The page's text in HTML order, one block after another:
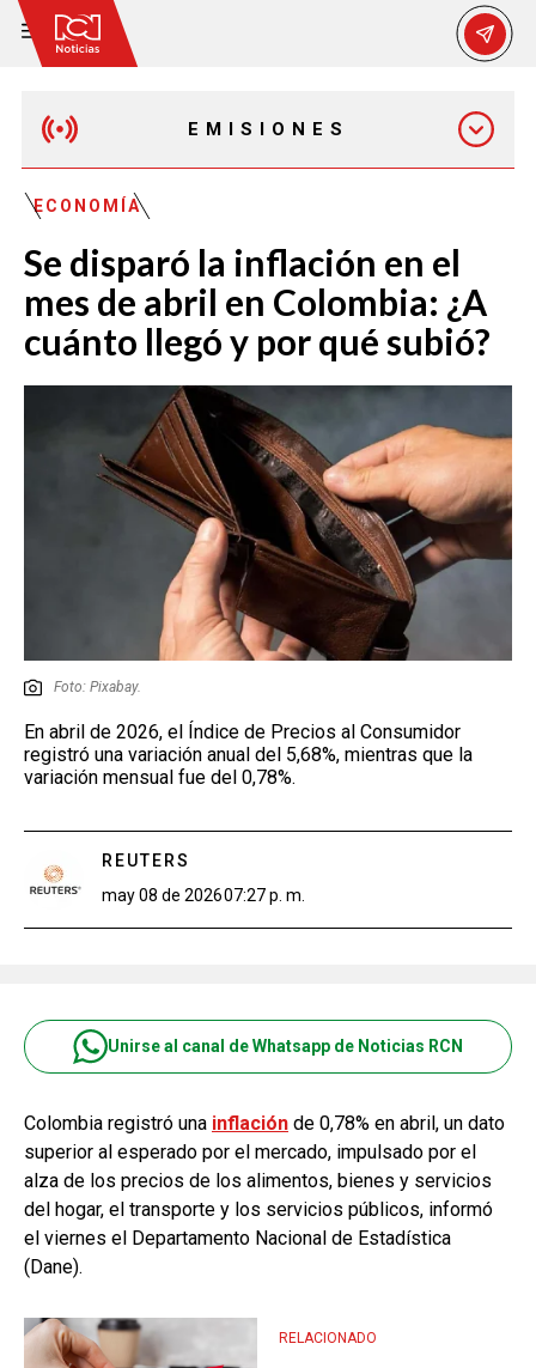
EMISIONES
EMISIÓN 12:30 PM
EMISIÓN 7:00 PM
EMISIÓN 11:30 PM
ECONOMÍA
Se disparó la inflación en el
mes de abril en Colombia: ¿A
cuánto llegó y por qué subió?
Foto: Pixabay.
En abril de 2026, el Índice de Precios al Consumidor
registró una variación anual del 5,68%, mientras que la
variación mensual fue del 0,78%.
REUTERS
may 08 de 202607:27 p. m.
Unirse al canal de Whatsapp de Noticias RCN
Colombia registró una inflación de 0,78% en abril, un dato
superior al esperado por el mercado, impulsado por el
alza de los precios de los alimentos, bienes y servicios
del hogar, el transporte y los servicios públicos, informó
el viernes el Departamento Nacional de Estadística
(Dane).
RELACIONADO